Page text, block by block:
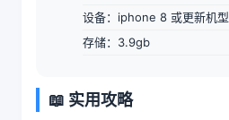
设备：iphone 8 或更新机型
存储：3.9gb
📖 实用攻略